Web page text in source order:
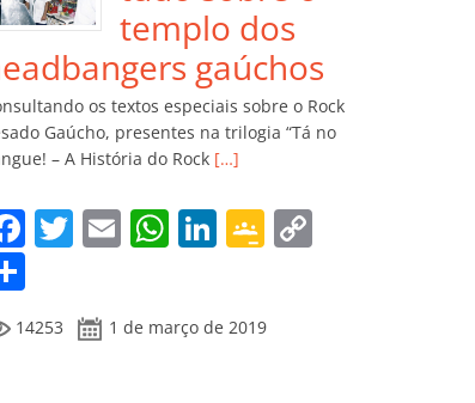
k ss
ro
o
m
h
ar
templo dos
gaúchos
os textos especiais sobre o Rock
Gaúcho, presentes na trilogia “Tá no
– A História do Rock […]
F
e
T
itt
er
E
l
W
s
Li
e
G
gl
o
m
14253 1 de março de 2019